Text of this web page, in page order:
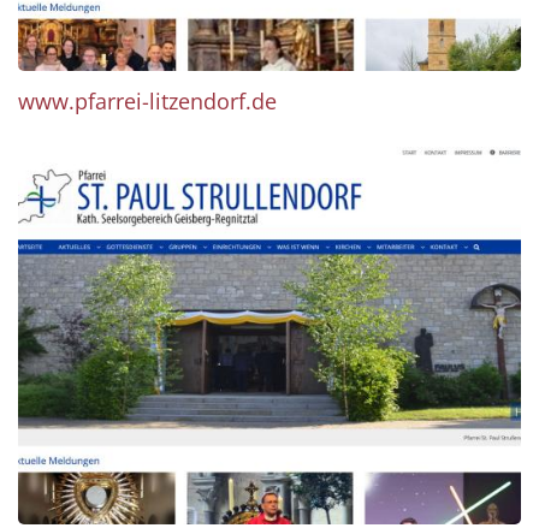
www.pfarrei-litzendorf.de